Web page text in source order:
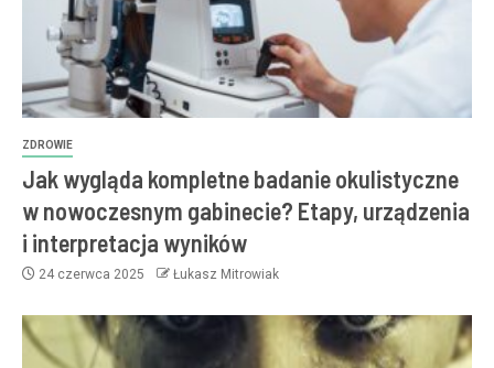
ZDROWIE
Jak wygląda kompletne badanie okulistyczne
w nowoczesnym gabinecie? Etapy, urządzenia
i interpretacja wyników
24 czerwca 2025 Łukasz Mitrowiak